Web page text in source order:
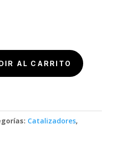
AL CARRITO
Catalizadores,